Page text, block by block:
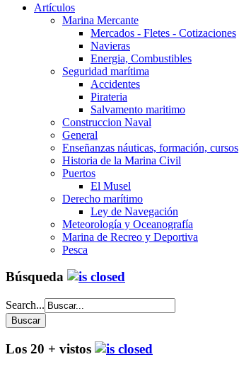
Artículos
Marina Mercante
Mercados - Fletes - Cotizaciones
Navieras
Energia, Combustibles
Seguridad marítima
Accidentes
Pirateria
Salvamento maritimo
Construccion Naval
General
Enseñanzas náuticas, formación, cursos
Historia de la Marina Civil
Puertos
El Musel
Derecho marítimo
Ley de Navegación
Meteorología y Oceanografía
Marina de Recreo y Deportiva
Pesca
Búsqueda
Search...
Los 20 + vistos